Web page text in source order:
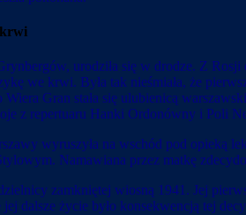
krwi
urodziła się w drodze. Z
we krwi. Była tak nieśmiała, że
Gran stała się ulubienicą
z repertuaru Hanki Ordonówny i Poli
wyruszyła na wschód pod opieką
Namawiana przez matkę
zamkniętej wiosną 1941. Jej
dalsze życie było konsekwencją tej